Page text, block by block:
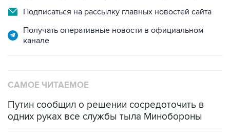
Подписаться на рассылку главных новостей сайта
Получать оперативные новости в официальном
канале
САМОЕ ЧИТАЕМОЕ
Путин сообщил о решении сосредоточить в
одних руках все службы тыла Минобороны